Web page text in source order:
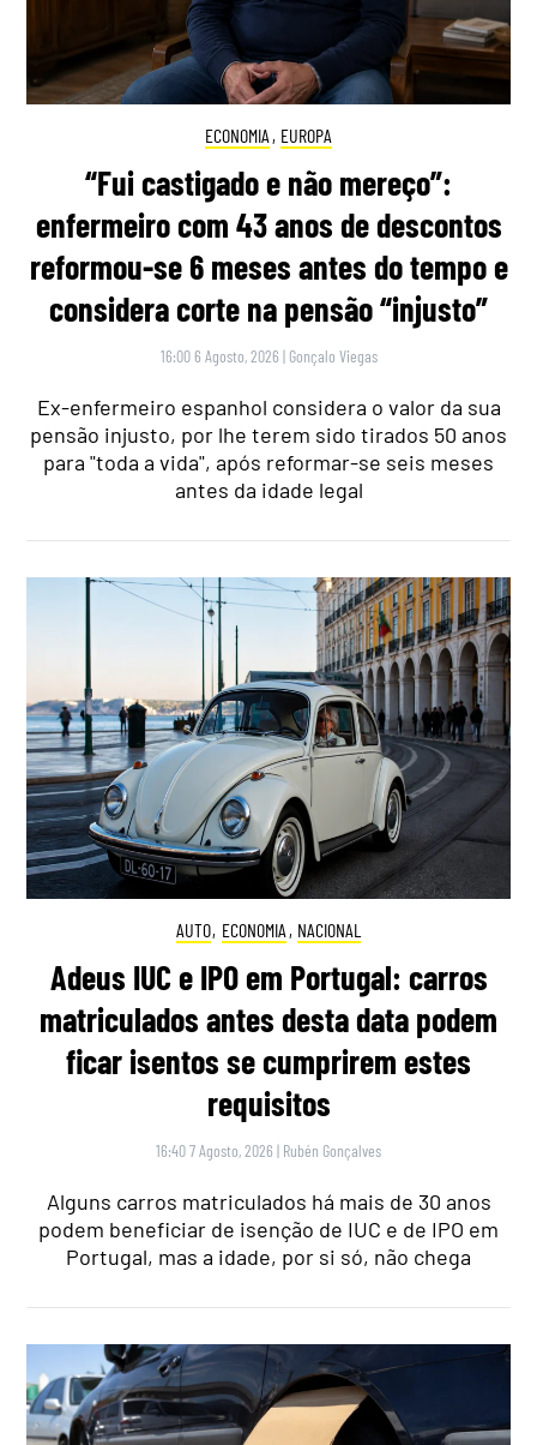
ECONOMIA , EUROPA
“Fui castigado e não mereço”:
enfermeiro com 43 anos de descontos
reformou-se 6 meses antes do tempo e
considera corte na pensão “injusto”
16:00 6 Agosto, 2026 | Gonçalo Viegas
Ex-enfermeiro espanhol considera o valor da sua
pensão injusto, por lhe terem sido tirados 50 anos
para "toda a vida", após reformar-se seis meses
antes da idade legal
AUTO, ECONOMIA , NACIONAL
Adeus IUC e IPO em Portugal: carros
matriculados antes desta data podem
ficar isentos se cumprirem estes
requisitos
16:40 7 Agosto, 2026 | Rubén Gonçalves
Alguns carros matriculados há mais de 30 anos
podem beneficiar de isenção de IUC e de IPO em
Portugal, mas a idade, por si só, não chega